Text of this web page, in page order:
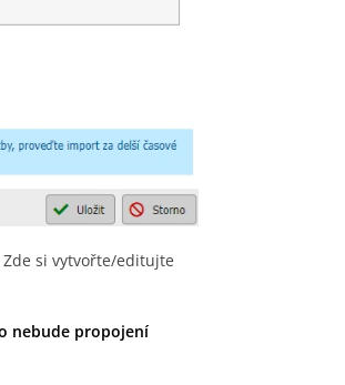
Zde si vytvořte/editujte
nebude propojení